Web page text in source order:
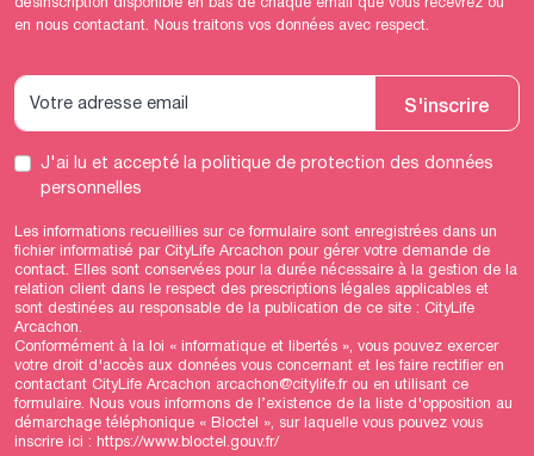
en nous contactant. Nous traitons vos données avec respect.
S'inscrire
J'ai lu et acceptéla politique de protection des données
personnelles
Les informations recueillies sur ce formulaire sont enregistrées dans un
fichier informatisé par CityLife Arcachon pour gérer votre demande de
contact. Elles sont conservées pour la durée nécessaire à la gestion de la
relation client dans le respect des prescriptions légales applicables et
sont destinées au responsable de la publication de ce site : CityLife
Arcachon.
Conformément à la loi « informatique et libertés », vous pouvez exercer
votre droit d'accès aux données vous concernant et les faire rectifier en
contactant CityLife Arcachon arcachon@citylife.fr ou en utilisant ce
formulaire. Nous vous informons de l’existence de la liste d'opposition au
démarchage téléphonique « Bloctel », sur laquelle vous pouvez vous
inscrire ici : https://www.bloctel.gouv.fr/